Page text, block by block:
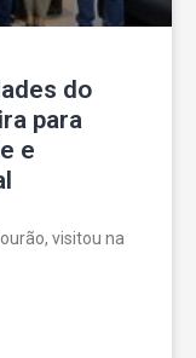
do
para
e
visitou na